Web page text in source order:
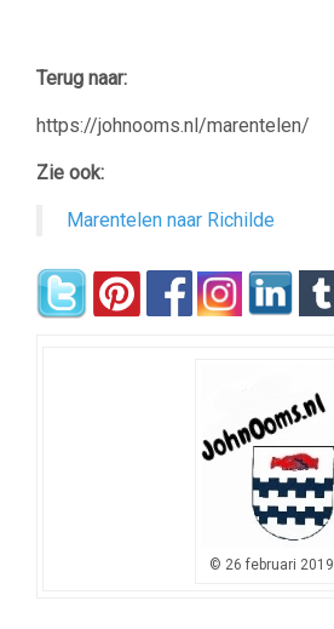
Terug naar:
https://johnooms.nl/marentelen/
Zie ook:
Marentelen naar Richilde
© 26 februari 2019